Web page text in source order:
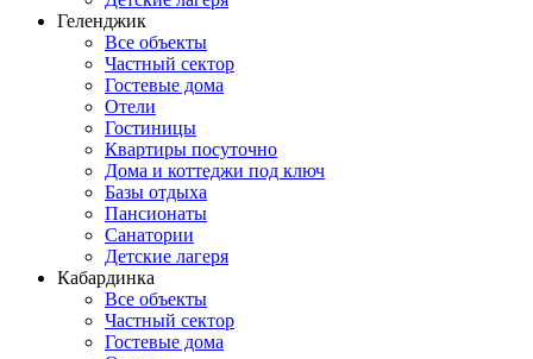
Геленджик
Все объекты
Частный сектор
Гостевые дома
Отели
Гостиницы
Квартиры посуточно
Дома и коттеджи под ключ
Базы отдыха
Пансионаты
Санатории
Детские лагеря
Кабардинка
Все объекты
Частный сектор
Гостевые дома